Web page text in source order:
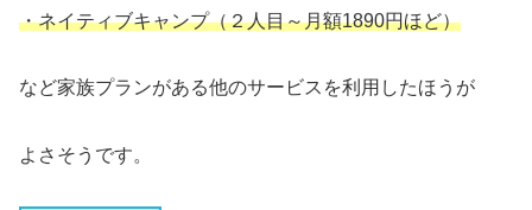
・ネイティブキャンプ（２人目～月額1890円ほど）
など家族プランがある他のサービスを利用したほうが
よさそうです。